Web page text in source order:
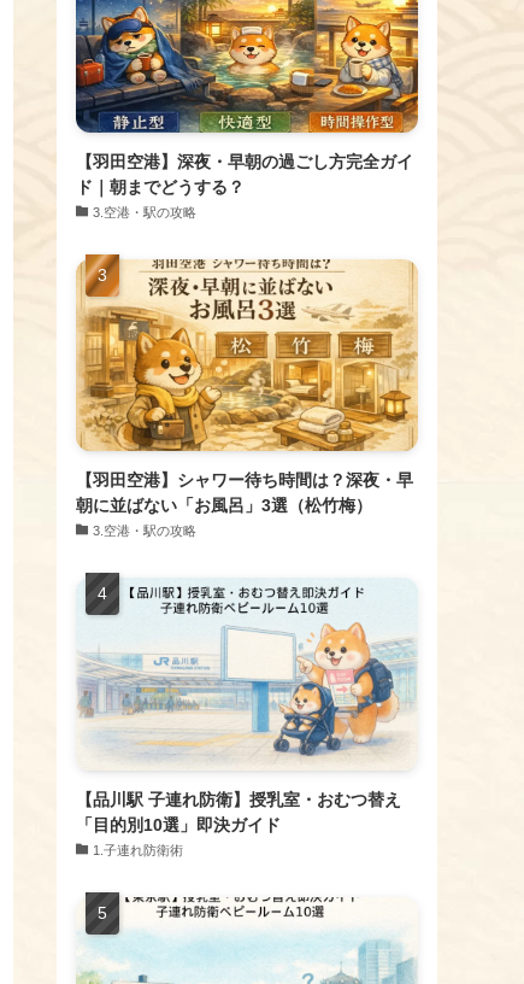
【羽田空港】深夜・早朝の過ごし方完全ガイ
ド｜朝までどうする？
​3.空港・駅の攻略
【羽田空港】シャワー待ち時間は？深夜・早
朝に並ばない「お風呂」3選（松竹梅）
​3.空港・駅の攻略
【品川駅 子連れ防衛】授乳室・おむつ替え
「目的別10選」即決ガイド
1.子連れ防衛術